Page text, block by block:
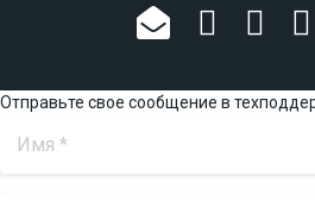
Отправьте свое сообщение в